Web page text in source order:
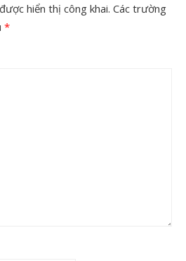
hiển thị công khai. Các trường
*